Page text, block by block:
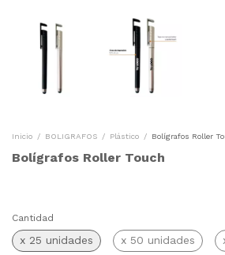
Inicio / BOLIGRAFOS / Plástico / Bolígrafos Roller
Bolígrafos Roller Touch
Cantidad
x 25 unidades x 50 unidades